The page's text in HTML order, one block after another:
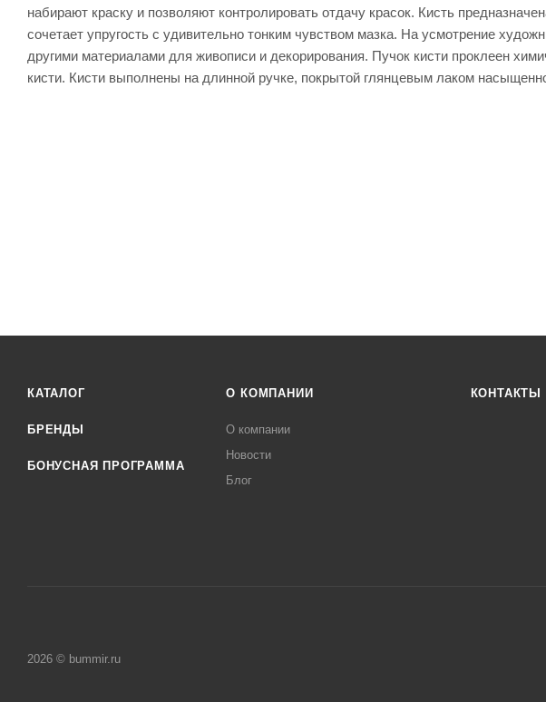
набирают краску и позволяют контролировать отдачу красок. Кисть
сочетает упругость с удивительно тонким чувством мазка. На усмотрение
другими материалами для живописи и декорирования. Пучок кисти проклеен
кисти. Кисти выполнены на длинной ручке, покрытой глянцевым лаком
КАТАЛОГ
БРЕНДЫ
БОНУСНАЯ ПРОГРАММА
О КОМПАНИИ
О компании
Новости
Блог
КОНТАКТЫ
2026 © bummir.ru